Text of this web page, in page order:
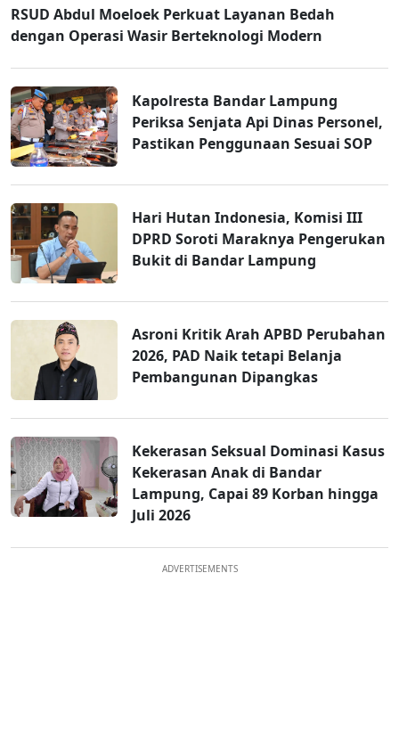
RSUD Abdul Moeloek Perkuat Layanan Bedah
dengan Operasi Wasir Berteknologi Modern
Kapolresta Bandar Lampung
Periksa Senjata Api Dinas Personel,
Pastikan Penggunaan Sesuai SOP
Hari Hutan Indonesia, Komisi III
DPRD Soroti Maraknya Pengerukan
Bukit di Bandar Lampung
Asroni Kritik Arah APBD Perubahan
2026, PAD Naik tetapi Belanja
Pembangunan Dipangkas
Kekerasan Seksual Dominasi Kasus
Kekerasan Anak di Bandar
Lampung, Capai 89 Korban hingga
Juli 2026
ADVERTISEMENTS